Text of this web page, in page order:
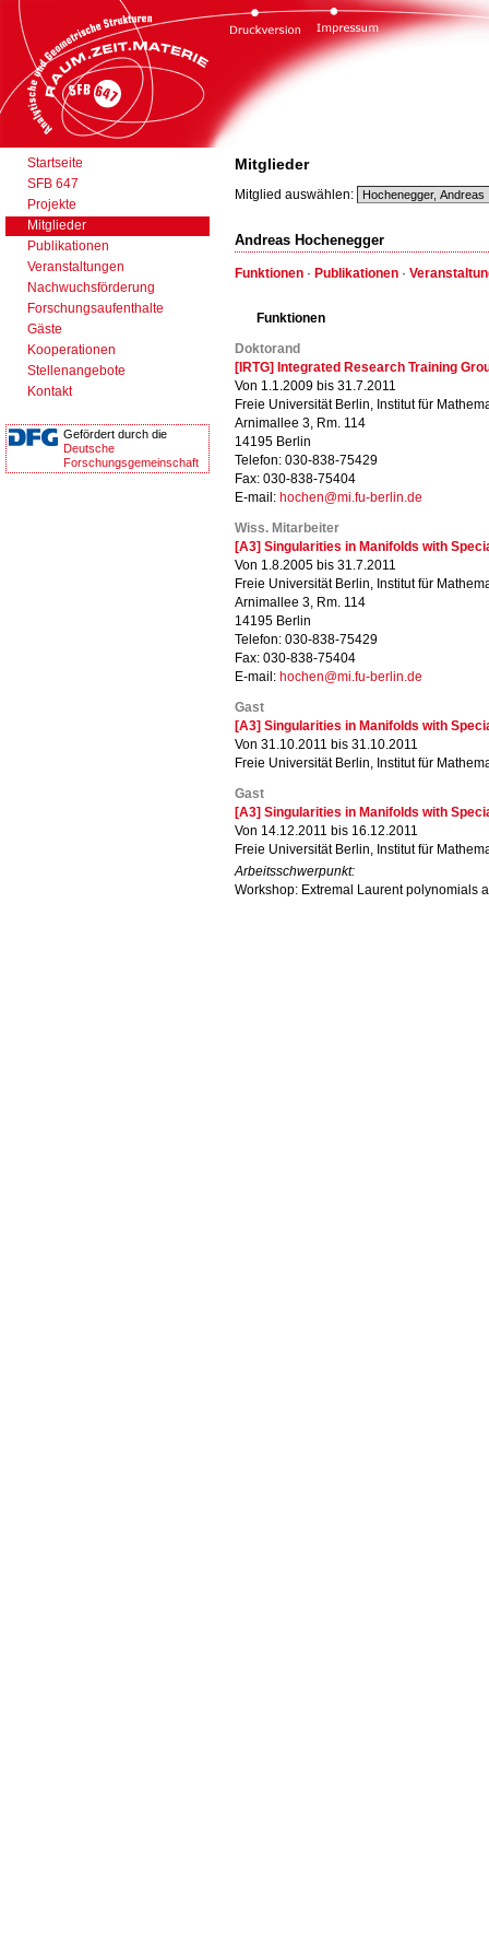
Startseite
SFB 647
Projekte
Mitglieder
Publikationen
Veranstaltungen
Nachwuchsförderung
Forschungsaufenthalte
Gäste
Kooperationen
Stellenangebote
Kontakt
Gefördert durch die
Deutsche
Forschungsgemeinschaft
Mitglieder
Mitglied auswählen:
Andreas Hochenegger
Funktionen · Publikationen ·
Funktionen
Doktorand
[IRTG] Integrated Research Training
Von 1.1.2009 bis 31.7.2011
Freie Universität Berlin, Institut für
Arnimallee 3, Rm. 114
14195 Berlin
Telefon: 030-838-75429
Fax: 030-838-75404
E-mail: hochen@mi.fu-berlin.de
Wiss. Mitarbeiter
[A3] Singularities in Manifolds with
Von 1.8.2005 bis 31.7.2011
Freie Universität Berlin, Institut für
Arnimallee 3, Rm. 114
14195 Berlin
Telefon: 030-838-75429
Fax: 030-838-75404
E-mail: hochen@mi.fu-berlin.de
Gast
[A3] Singularities in Manifolds with
Von 31.10.2011 bis 31.10.2011
Freie Universität Berlin, Institut für
Gast
[A3] Singularities in Manifolds with
Von 14.12.2011 bis 16.12.2011
Freie Universität Berlin, Institut für
Arbeitsschwerpunkt:
Workshop: Extremal Laurent polynomials